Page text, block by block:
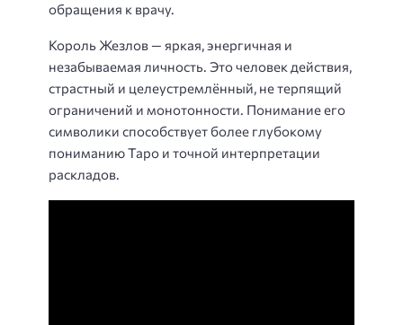
обращения к врачу.
Король Жезлов — яркая, энергичная и
незабываемая личность. Это человек действия,
страстный и целеустремлённый, не терпящий
ограничений и монотонности. Понимание его
символики способствует более глубокому
пониманию Таро и точной интерпретации
раскладов.